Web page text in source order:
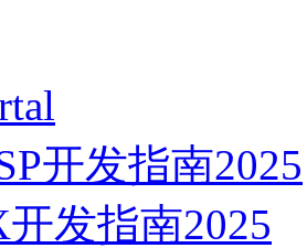
开发指南2025
发指南2025